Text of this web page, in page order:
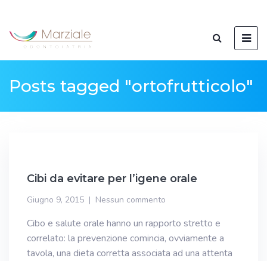
Posts tagged "ortofrutticolo"
Cibi da evitare per l’igene orale
Giugno 9, 2015 Nessun commento
Cibo e salute orale hanno un rapporto stretto e
correlato: la prevenzione comincia, ovviamente a
tavola, una dieta corretta associata ad una attenta